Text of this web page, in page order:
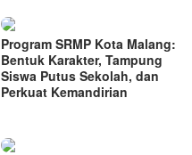
Program SRMP Kota Malang:
Bentuk Karakter, Tampung
Siswa Putus Sekolah, dan
Perkuat Kemandirian